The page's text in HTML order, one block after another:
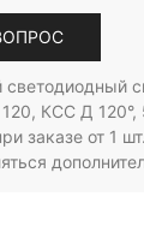
КСС Д 120°,
заказе от 1 шт.